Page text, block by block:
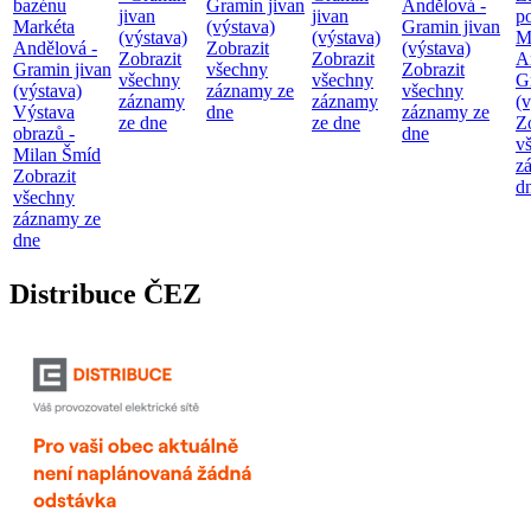
bazénu
Markéta
Andělová -
Gramin jivan
(výstava)
Výstava
obrazů -
Milan Šmíd
Zobrazit
všechny
záznamy ze
dne
jivan
(výstava)
Zobrazit
všechny
záznamy
ze dne
Gramin jivan
(výstava)
Zobrazit
všechny
záznamy ze
dne
jivan
(výstava)
Zobrazit
všechny
záznamy
ze dne
Andělová -
Gramin jivan
(výstava)
Zobrazit
všechny
záznamy ze
dne
Distribuce ČEZ